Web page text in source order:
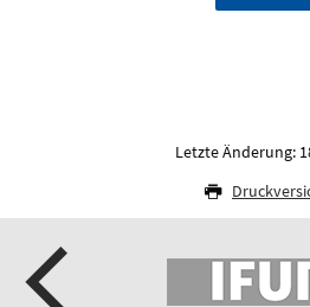
Letzte Änderung: